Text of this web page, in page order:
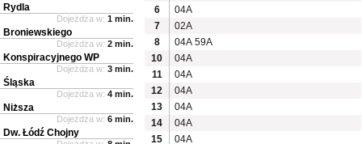
6
04A
7
02A
8
04A 59A
10
04A
11
04A
12
04A
13
04A
14
04A
15
04A
Rydla
Dojeżdża w: 1 min.
Broniewskiego
Dojeżdża w: 2 min.
Konspiracyjnego WP
Dojeżdża w: 3 min.
Śląska
Dojeżdża w: 4 min.
Niższa
Dojeżdża w: 6 min.
Dw. Łódź Chojny